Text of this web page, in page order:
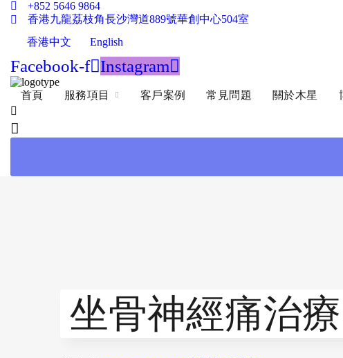
+852 5646 9864
香港九龍荔枝角長沙灣道889號華創中心504室
香港中文
English
Facebook-f Instagram
首頁 服務項目 客戶案例 常見問題 關於木星
坐骨神經痛治療